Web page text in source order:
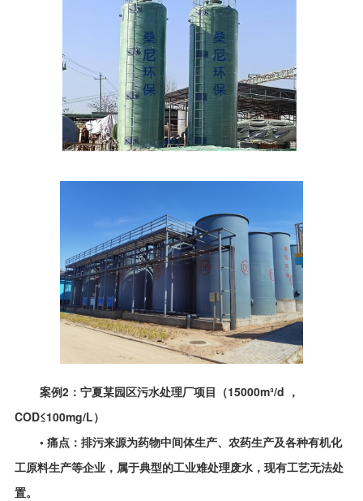
案例2：宁夏某园区污水处理厂项目（15000m³/d ，
COD≤100mg/L）
• 痛点：排污来源为药物中间体生产、农药生产及各种有机化
工原料生产等企业，属于典型的工业难处理废水，现有工艺无法处
置。